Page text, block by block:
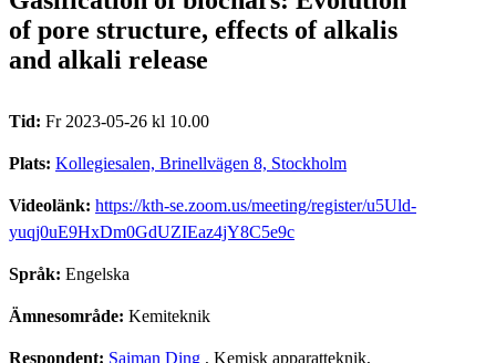
of pore structure, effects of alkalis
and alkali release
Tid: Fr 2023-05-26 kl 10.00
Plats: Kollegiesalen, Brinellvägen 8, Stockholm
Videolänk: https://kth-se.zoom.us/meeting/register/u5Uld-
yuqj0uE9HxDm0GdUZIEaz4jY8C5e9c
Språk: Engelska
Ämnesområde: Kemiteknik
Respondent: Saiman Ding , Kemisk apparatteknik,